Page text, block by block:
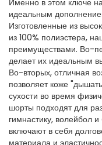
идеальным
Изготовленные из
из 100% полиэстера,
преимуществами. Во-
делает их идеальным
Во-вторых, отличная
позволяет коже
сухости во время
шорты подходят для
гимнастику, волейбол
включают в себя
материала и